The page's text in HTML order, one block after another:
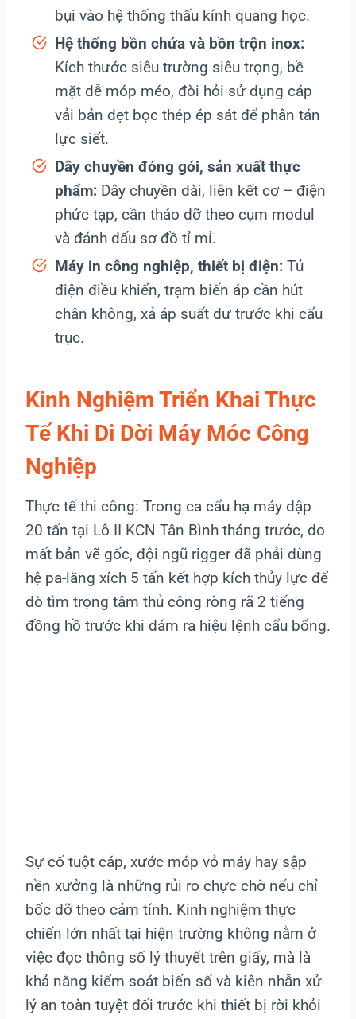
bụi vào hệ thống thấu kính quang học.
Hệ thống bồn chứa và bồn trộn inox:
Kích thước siêu trường siêu trọng, bề
mặt dễ móp méo, đòi hỏi sử dụng cáp
vải bản dẹt bọc thép ép sát để phân tán
lực siết.
Dây chuyền đóng gói, sản xuất thực
phẩm: Dây chuyền dài, liên kết cơ – điện
phức tạp, cần tháo dỡ theo cụm modul
và đánh dấu sơ đồ tỉ mỉ.
Máy in công nghiệp, thiết bị điện: Tủ
điện điều khiển, trạm biến áp cần hút
chân không, xả áp suất dư trước khi cẩu
trục.
Kinh Nghiệm Triển Khai Thực
Tế Khi Di Dời Máy Móc Công
Nghiệp
Thực tế thi công: Trong ca cẩu hạ máy dập
20 tấn tại Lô II KCN Tân Bình tháng trước, do
mất bản vẽ gốc, đội ngũ rigger đã phải dùng
hệ pa-lăng xích 5 tấn kết hợp kích thủy lực để
dò tìm trọng tâm thủ công ròng rã 2 tiếng
đồng hồ trước khi dám ra hiệu lệnh cẩu bổng.
Sự cố tuột cáp, xước móp vỏ máy hay sập
nền xưởng là những rủi ro chực chờ nếu chỉ
bốc dỡ theo cảm tính. Kinh nghiệm thực
chiến lớn nhất tại hiện trường không nằm ở
việc đọc thông số lý thuyết trên giấy, mà là
khả năng kiểm soát biến số và kiên nhẫn xử
lý an toàn tuyệt đối trước khi thiết bị rời khỏi